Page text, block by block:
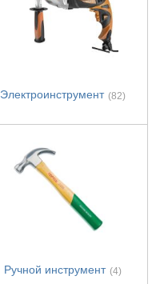
Электроинструмент (82)
Ручной инструмент (4)